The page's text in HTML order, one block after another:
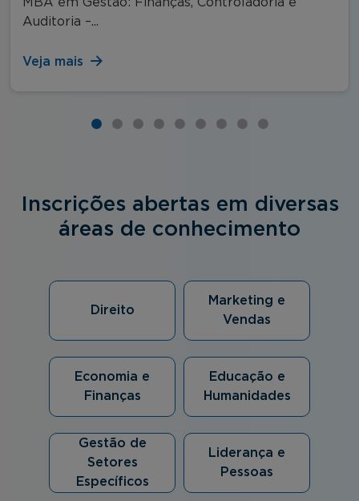
Auditoria –...
Veja mais
Inscrições abertas em diversas
áreas de conhecimento
Direito
Marketing e
Vendas
Economia e
Finanças
Educação e
Humanidades
Gestão de
Setores
Específicos
Liderança e
Pessoas